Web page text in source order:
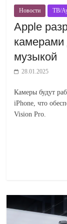
Новости ТВ/
Apple
камерами
музыкой
28.01.2025
Камеры будут
iPhone, что
Vision Pro.